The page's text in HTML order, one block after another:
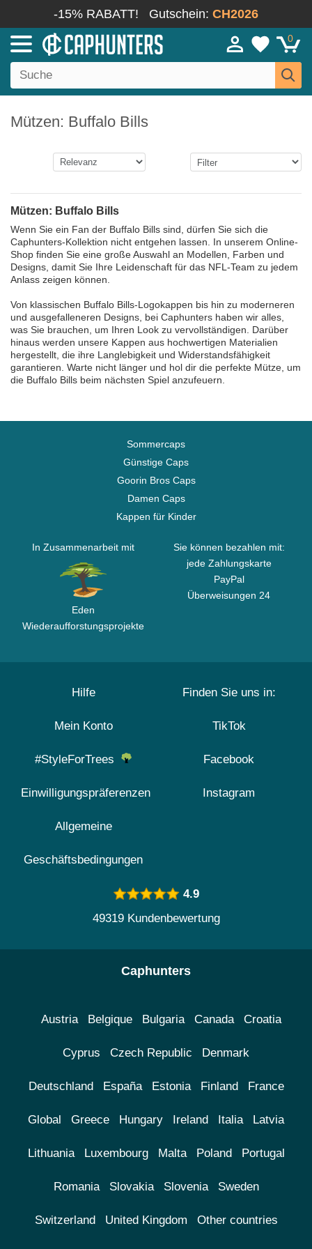
-15% RABATT! Gutschein: CH2026
0
Mützen: Buffalo Bills
Mützen: Buffalo Bills
Wenn Sie ein Fan der Buffalo Bills sind, dürfen Sie sich die
Caphunters-Kollektion nicht entgehen lassen. In unserem Online-
Shop finden Sie eine große Auswahl an Modellen, Farben und
Designs, damit Sie Ihre Leidenschaft für das NFL-Team zu jedem
Anlass zeigen können.
Von klassischen Buffalo Bills-Logokappen bis hin zu moderneren
und ausgefalleneren Designs, bei Caphunters haben wir alles,
was Sie brauchen, um Ihren Look zu vervollständigen. Darüber
hinaus werden unsere Kappen aus hochwertigen Materialien
hergestellt, die ihre Langlebigkeit und Widerstandsfähigkeit
garantieren. Warte nicht länger und hol dir die perfekte Mütze, um
die Buffalo Bills beim nächsten Spiel anzufeuern.
Sommercaps
Günstige Caps
Goorin Bros Caps
Damen Caps
Kappen für Kinder
In Zusammenarbeit mit
Eden
Wiederaufforstungsprojekte
Sie können bezahlen mit:
jede Zahlungskarte
PayPal
Überweisungen 24
Hilfe
Mein Konto
#StyleForTrees
Einwilligungspräferenzen
Allgemeine
Geschäftsbedingungen
Finden Sie uns in:
TikTok
Facebook
Instagram
4.9
49319 Kundenbewertung
Caphunters
Austria Belgique Bulgaria Canada Croatia
Cyprus Czech Republic Denmark
Deutschland España Estonia Finland France
Global Greece Hungary Ireland Italia Latvia
Lithuania Luxembourg Malta Poland Portugal
Romania Slovakia Slovenia Sweden
Switzerland United Kingdom Other countries